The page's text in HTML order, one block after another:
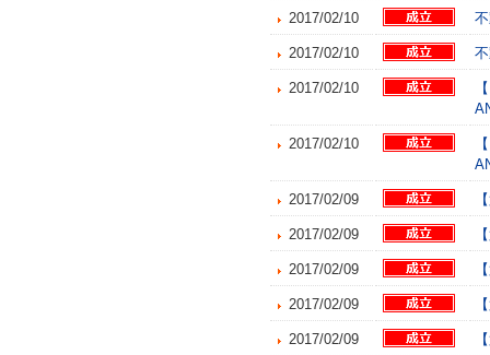
2017/02/10
2017/02/10
2017/02/10
2017/02/10
2017/02/09
2017/02/09
2017/02/09
2017/02/09
2017/02/09